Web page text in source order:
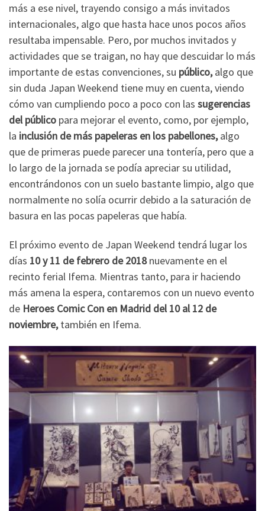
más a ese nivel, trayendo consigo a más invitados
internacionales, algo que hasta hace unos pocos años
resultaba impensable. Pero, por muchos invitados y
actividades que se traigan, no hay que descuidar lo más
importante de estas convenciones, su público,algo que
sin duda Japan Weekend tiene muy en cuenta, viendo
cómo van cumpliendo poco a poco con las sugerencias
del público para mejorar el evento, como, por ejemplo,
la inclusión de más papeleras en los pabellones,algo
que de primeras puede parecer una tontería, pero que a
lo largo de la jornada se podía apreciar su utilidad,
encontrándonos con un suelo bastante limpio, algo que
normalmente no solía ocurrir debido a la saturación de
basura en las pocas papeleras que había.
El próximo evento de Japan Weekend tendrá lugar los
días 10 y 11 de febrero de 2018nuevamente en el
recinto ferial Ifema. Mientras tanto, para ir haciendo
más amena la espera, contaremos con un nuevo evento
de Heroes Comic Con en Madrid del 10 al 12 de
noviembre,también en Ifema.